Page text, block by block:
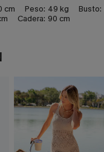
cm Peso: 49 kg Busto:
Cadera: 90 cm